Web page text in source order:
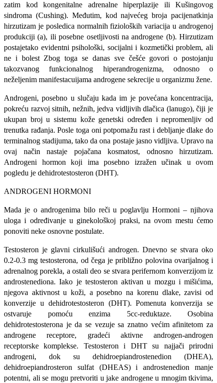
zatim kod kongenitalne adrenalne hiperplazije ili Kušingovog
sindroma (Cushing). Međutim, kod najvećeg broja pacijenatkinja
hirzutizam je posled­ica normalnih fizioloških variacija u androgenoj
produkciji (a), ili posebne osetljivosti na andro­gene (b). Hirzutizam
postajetako evidentni psiho­loški, socijalni i kozmetički problem, ali
ne i bolest Zbog toga se danas sve češće govori o postojanju
takozvanog funkcionalnog hiperandrogenizma, odnosno o
neželjenim manifestacuijama andro­gene sekrecije u organizmu žene.
Androgeni, posebno u slučaju kada im je povećana koncentracija,
pokreću razvoj sitnih, nežnih, jedva vidljivih dlačica (lanugo), čiji je
ukupan broj u sistemu kože genetski određen i nepromenljiv od
trenutka rađanja. Posle toga oni potpomažu rast i debljanje dlake do
terminalnog stadijuma, tako da ona postaje jasno vidljiva. Upravo na
ovaj način nastaje pojačana kosmatost, odnosno hirzutizam.
Androgeni hormon koji ima posebno izražen učinak u ovom
pogledu je dehidrotestosteron (DHT).
ANDROGENI HORMONI
Mada je o androgenima bilo reči u poglavlju Hormoni – njihova
uloga i određivanje u gineko­loškoj praksi, na ovom mestu ćemo
ponoviti neke osnovne postulate.
Testosteron je glavni cirkulišući androgen. Dnevno se stvara oko
0.2-0.3 mg testosterona, od čega je približno polovina ovarijalnog i
adrenalnog porekla, a ostali deo se stvara perifernom konverz­ijom iz
androstenediona. Iako je testosteron akti­van u mozgu i mišićima,
njegova aktivnost u koži, a posebno na korenu dlake, zavisi od
konverzije u dehidrotestosteron (DHT). Pomenuta konverzija se
ostvaruje pomoću enzima 5cc-reduktaze. Osobina
dehidrotestosterona je da se vezuje sa znatno većim afinitetom za
androgene receptore, gradeći aktivne androgen-androgen
receptorske komplekse. Testosteron i DHT su najjači prirodni
androgeni, dok su dehidroepiandrostenedion (DHEA),
dehidroepiandrosteron sulfat (DHEAS) i androstenedion manje
potentni, ali se mogu pretvoriti u jake androgene u mnogim tkivima,